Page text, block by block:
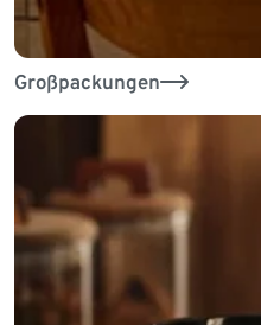
Großpackungen